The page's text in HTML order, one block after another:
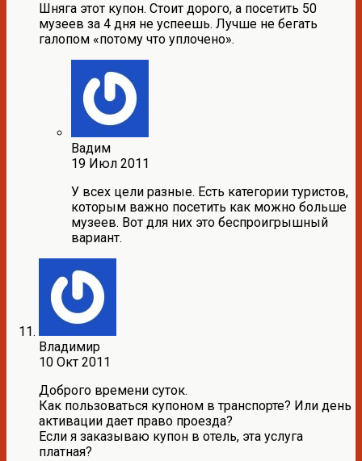
Шняга этот купон. Стоит дорого, а посетить 50
музеев за 4 дня не успеешь. Лучше не бегать
галопом «потому что уплочено».
Вадим
19 Июл 2011
У всех цели разные. Есть категории туристов,
которым важно посетить как можно больше
музеев. Вот для них это беспроигрышный
вариант.
Владимир
10 Окт 2011
Доброго времени суток.
Как пользоваться купоном в транспорте? Или день
активации дает право проезда?
Если я заказываю купон в отель, эта услуга
платная?